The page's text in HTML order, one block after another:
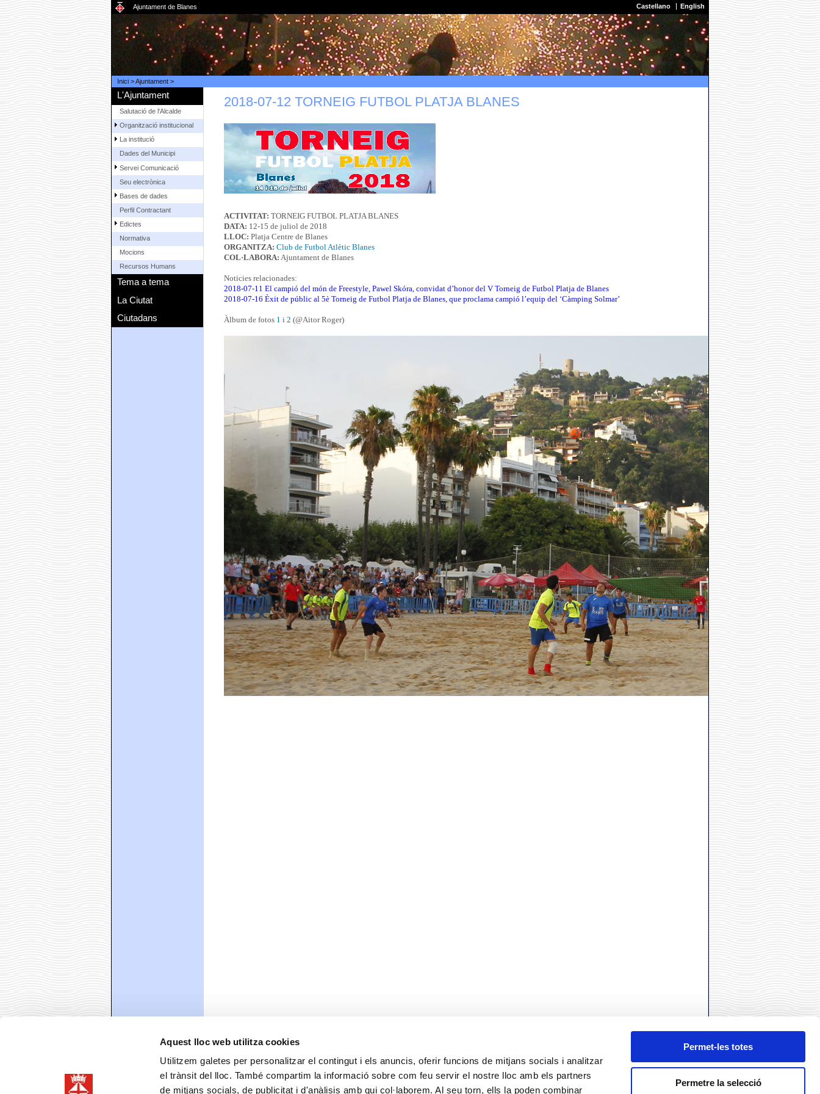
Aquest lloc web utilitza cookies
Utilitzem galetes per personalitzar el contingut i els anuncis, oferir funcions de mitjans socials i analitzar
el trànsit del lloc. També compartim la informació sobre com feu servir el nostre lloc amb els partners
de mitjans socials, de publicitat i d'anàlisis amb qui col·laborem. Al seu torn, ells la poden combinar
Permet-les totes
Permetre la selecció
Ajuntament de Blanes Castellano English
Inici>Ajuntament>
L'Ajuntament
Salutació de l'Alcalde
Organització institucional
La institució
Dades del Municipi
Servei Comunicació
Seu electrònica
Bases de dades
Perfil Contractant
Edictes
Normativa
Mocions
Recursos Humans
Tema a tema
La Ciutat
Ciutadans
2018-07-12 TORNEIG FUTBOL PLATJA BLANES
ACTIVITAT: TORNEIG FUTBOL PLATJA BLANES
DATA: 12-15 de juliol de 2018
LLOC: Platja Centre de Blanes
ORGANITZA: Club de Futbol Atlètic Blanes
COL·LABORA: Ajuntament de Blanes
Noticies relacionades:
2018-07-11 El campió del món de Freestyle, Pawel Skóra, convidat d’honor del V Torneig de Futbol Platja de Blanes
2018-07-16 Èxit de públic al 5è Torneig de Futbol Platja de Blanes, que proclama campió l’equip del ‘Càmping Solmar’
Àlbum de fotos 1 i 2 (@Aitor Roger)